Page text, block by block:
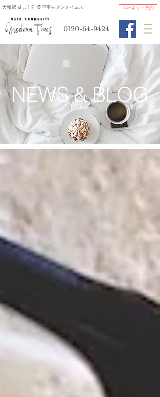
​大和駅 徒歩1分 美容室モダンタイムス
0120-64-9424
24Hネット予約
​NEWS & BLOG